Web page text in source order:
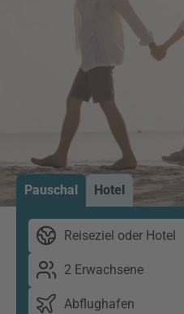
Pauschal Hotel
Reiseziel oder Hotel
2 Erwachsene
Abflughafen